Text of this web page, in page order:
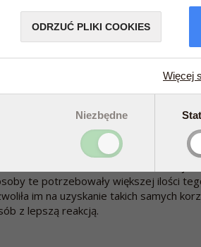
się,
diagnostyczne, które pozwala
witaminę D, a nie jedynie, jakie jest
przez nich wskaźnikiem odpowiedzi
u 25% uczestników badania reakcja na
te potrzebowały większej ilości
im na uzyskanie takich samych
z lepszą reakcją.
ODRZUĆ PLIKI COOKIES
Więcej
Niezbędne